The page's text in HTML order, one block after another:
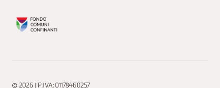
© 2026 | P.IVA: 01178460257